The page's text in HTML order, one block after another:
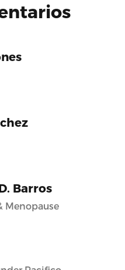
Barros
Menopause